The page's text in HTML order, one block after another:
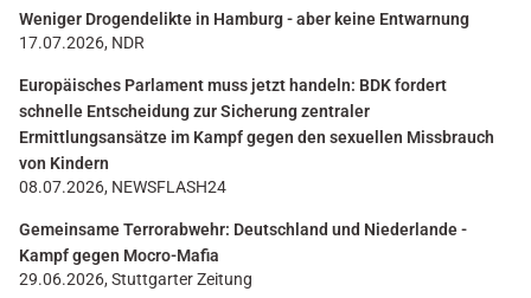
Weniger Drogendelikte in Hamburg - aber keine Entwarnung
17.07.2026, NDR
Europäisches Parlament muss jetzt handeln: BDK fordert
schnelle Entscheidung zur Sicherung zentraler
Ermittlungsansätze im Kampf gegen den sexuellen Missbrauch
von Kindern
08.07.2026, NEWSFLASH24
Gemeinsame Terrorabwehr: Deutschland und Niederlande -
Kampf gegen Mocro-Mafia
29.06.2026, Stuttgarter Zeitung